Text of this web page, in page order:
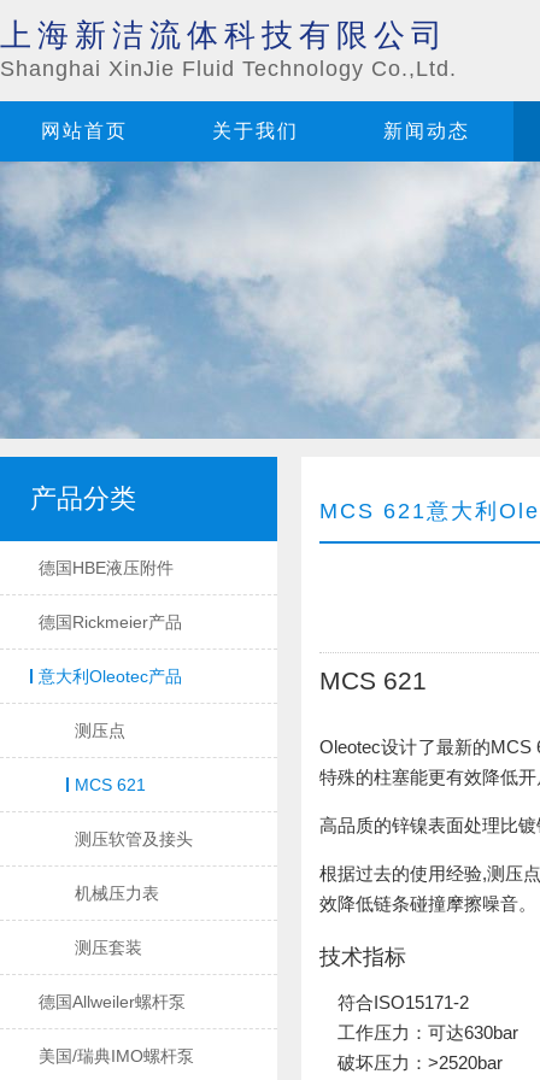
上海新洁流体科技有限公司
Shanghai XinJie Fluid Technology Co.,Ltd.
网站首页 关于我们 新闻动态
产品分类
德国HBE液压附件
德国Rickmeier产品
意大利Oleotec产品
测压点
MCS 621
测压软管及接头
机械压力表
测压套装
德国Allweiler螺杆泵
美国/瑞典IMO螺杆泵
MCS 621意大利
MCS 621
Oleotec设计了最新的
特殊的柱塞能更有效降低
高品质的锌镍表面处理比
根据过去的使用经验,测压
效降低链条碰撞摩擦噪音。
技术指标
符合ISO15171-2
工作压力：可达630bar
破坏压力：>2520bar